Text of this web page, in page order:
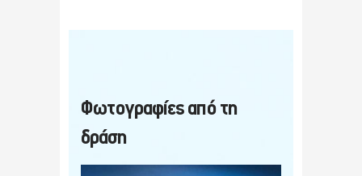
Φωτογραφίες από τη
δράση